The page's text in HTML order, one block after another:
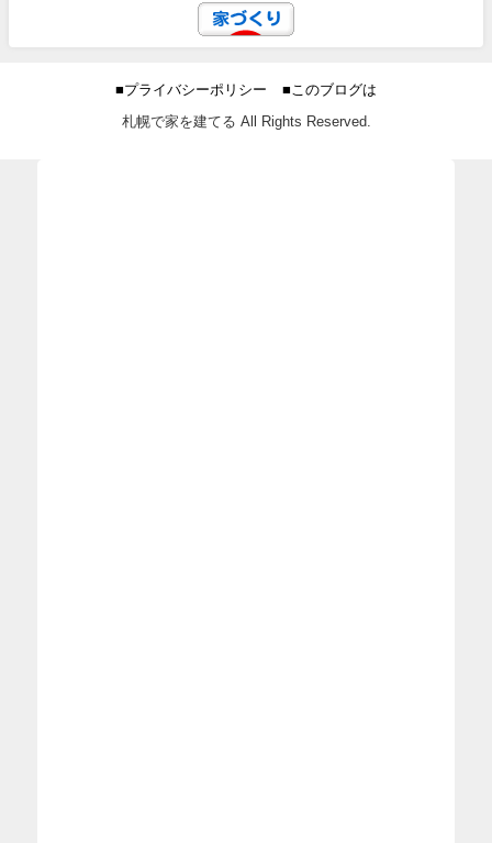
■プライバシーポリシー
■このブログは
札幌で家を建てる All Rights Reserved.